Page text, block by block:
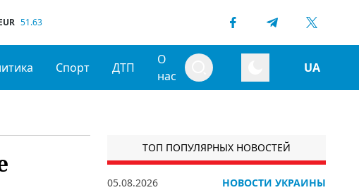
51.63
Спорт ДТП
О
нас
UA
ТОП ПОПУЛЯРНЫХ НОВОСТЕЙ
05.08.2026 НОВОСТИ УКРАИНЫ